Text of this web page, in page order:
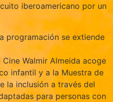
iberoamericano por un
programación se extiende
Walmir Almeida acoge
infantil y a la Muestra de
la inclusión a través del
para personas con